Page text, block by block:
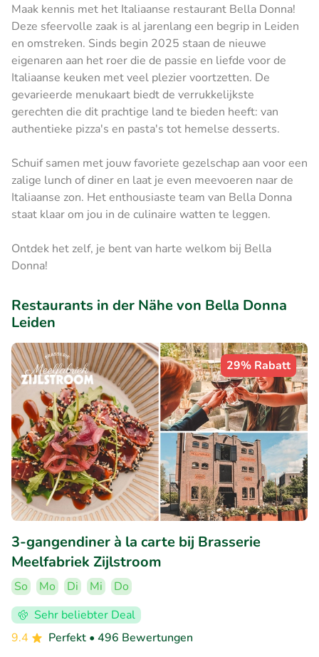
Maak kennis met het Italiaanse restaurant Bella Donna!
Deze sfeervolle zaak is al jarenlang een begrip in Leiden
en omstreken. Sinds begin 2025 staan de nieuwe
eigenaren aan het roer die de passie en liefde voor de
Italiaanse keuken met veel plezier voortzetten. De
gevarieerde menukaart biedt de verrukkelijkste
gerechten die dit prachtige land te bieden heeft: van
authentieke pizza's en pasta's tot hemelse desserts.
Schuif samen met jouw favoriete gezelschap aan voor een
zalige lunch of diner en laat je even meevoeren naar de
Italiaanse zon. Het enthousiaste team van Bella Donna
staat klaar om jou in de culinaire watten te leggen.
Ontdek het zelf, je bent van harte welkom bij Bella
Donna!
Restaurants in der Nähe von Bella Donna
Leiden
29% Rabatt
3-gangendiner à la carte bij Brasserie
Meelfabriek Zijlstroom
So Mo Di Mi
Do
Sehr beliebter Deal
9.4
Perfekt • 496 Bewertungen